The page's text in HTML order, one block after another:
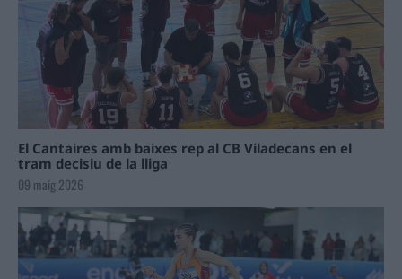
El Cantaires amb baixes rep al CB Viladecans en el
tram decisiu de la lliga
09 maig 2026